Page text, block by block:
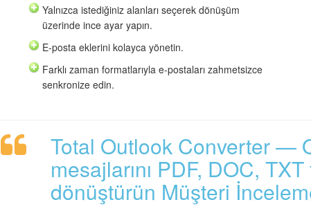
Yalnızca istediğiniz alanları seçerek dönüşüm
üzerinde ince ayar yapın.
E-posta eklerini kolayca yönetin.
Farklı zaman formatlarıyla e-postaları zahmetsizce
senkronize edin.
Total Outlook Converter —
mesajlarını PDF, DOC, TXT
dönüştürün Müşteri